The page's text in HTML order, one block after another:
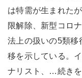
は特需が生まれた
限解除、新型コロ
法上の扱いの5類移
移を示している。
ナリスト、…続き